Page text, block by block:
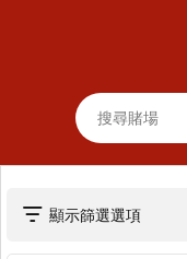
顯示篩選選項